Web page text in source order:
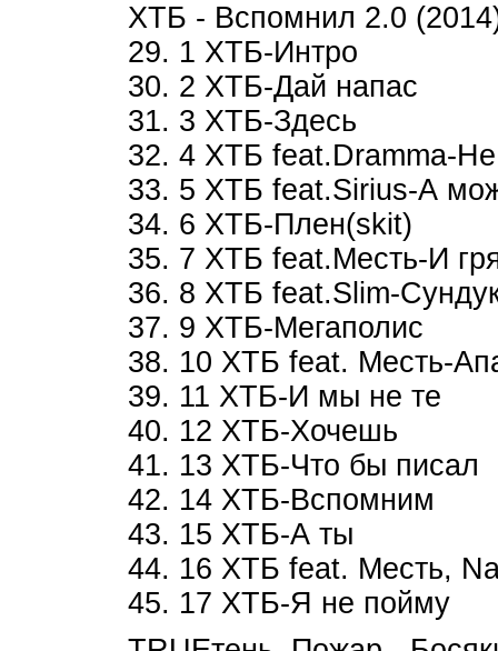
ХТБ - Вспомнил 2.0
29. 1 ХТБ-Интро
30. 2 ХТБ-Дай напас
31. 3 ХТБ-Здесь
32. 4 ХТБ feat.Dramma-Не
33. 5 ХТБ feat.Sirius-А
34. 6 ХТБ-Плен(skit)
35. 7 ХТБ feat.Месть-И
36. 8 ХТБ feat.Slim-
37. 9 ХТБ-Мегаполис
38. 10 ХТБ feat. Месть-
39. 11 ХТБ-И мы не те
40. 12 ХТБ-Хочешь
41. 13 ХТБ-Что бы писал
42. 14 ХТБ-Вспомним
43. 15 ХТБ-А ты
44. 16 ХТБ feat. Месть,
45. 17 ХТБ-Я не пойму